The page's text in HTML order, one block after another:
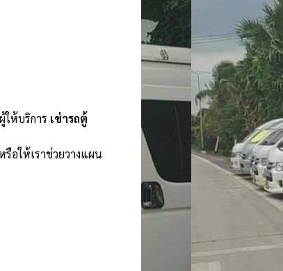
ผู้ให้บริการ เช่ารถตู้
อให้เราช่วยวางแผน